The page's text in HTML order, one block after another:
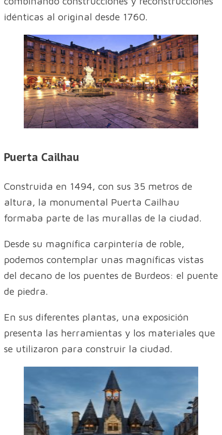
idénticas al original desde 1760.
Puerta Cailhau
Construida en 1494, con sus 35 metros de
altura, la monumental Puerta Cailhau
formaba parte de las murallas de la ciudad.
Desde su magnífica carpintería de roble,
podemos contemplar unas magníficas vistas
del decano de los puentes de Burdeos: el puente
de piedra.
En sus diferentes plantas, una exposición
presenta las herramientas y los materiales que
se utilizaron para construir la ciudad.